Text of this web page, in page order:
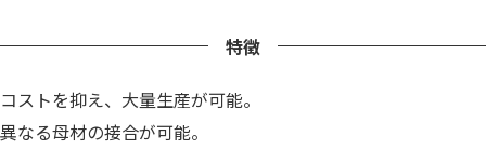
特徴
コストを抑え、大量生産が可能。
異なる母材の接合が可能。